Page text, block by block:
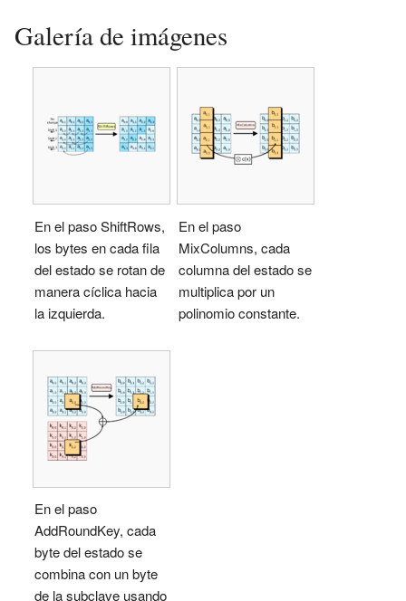
Galería de imágenes
En el paso ShiftRows,
los bytes en cada fila
del estado se rotan de
manera cíclica hacia
la izquierda.
En el paso
MixColumns, cada
columna del estado se
multiplica por un
polinomio constante.
En el paso
AddRoundKey, cada
byte del estado se
combina con un byte
de la subclave usando